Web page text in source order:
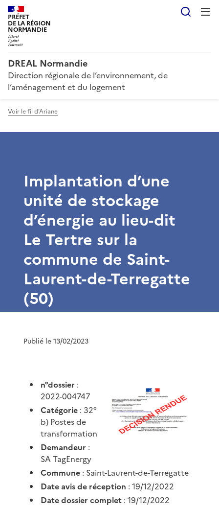
PRÉFET
DE LA RÉGION
NORMANDIE
DREAL Normandie
Direction régionale de l’environnement, de
l’aménagement et du logement
Voir le fil d'Ariane
Implantation d’une
unité de stockage
d’énergie au lieu-dit
Le Tertre sur la
commune de Saint-
Laurent-de-Terregatte
(50)
Publié le 13/02/2023
n°dossier :
2022-004747
Catégorie : 32°
b) Postes de
transformation
Demandeur :
SA TagEnergy
Commune : Saint-Laurent-de-Terregatte
Date avis de réception : 19/12/2022
Date dossier complet : 19/12/2022